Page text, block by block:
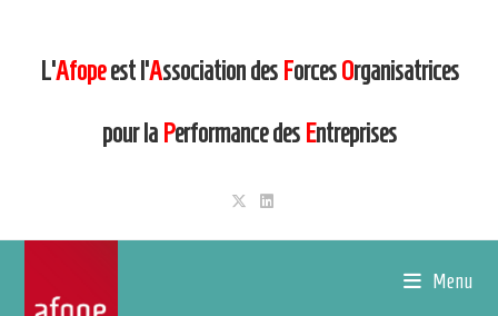
L’Afopeest l’Association des ForcesOrganisatrices
pour la Performance des Entreprises
Menu